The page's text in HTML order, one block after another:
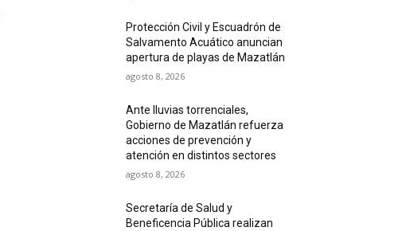
Protección Civil y Escuadrón de
Salvamento Acuático anuncian
apertura de playas de Mazatlán
agosto 8, 2026
Ante lluvias torrenciales,
Gobierno de Mazatlán refuerza
acciones de prevención y
atención en distintos sectores
agosto 8, 2026
Secretaría de Salud y
Beneficencia Pública realizan